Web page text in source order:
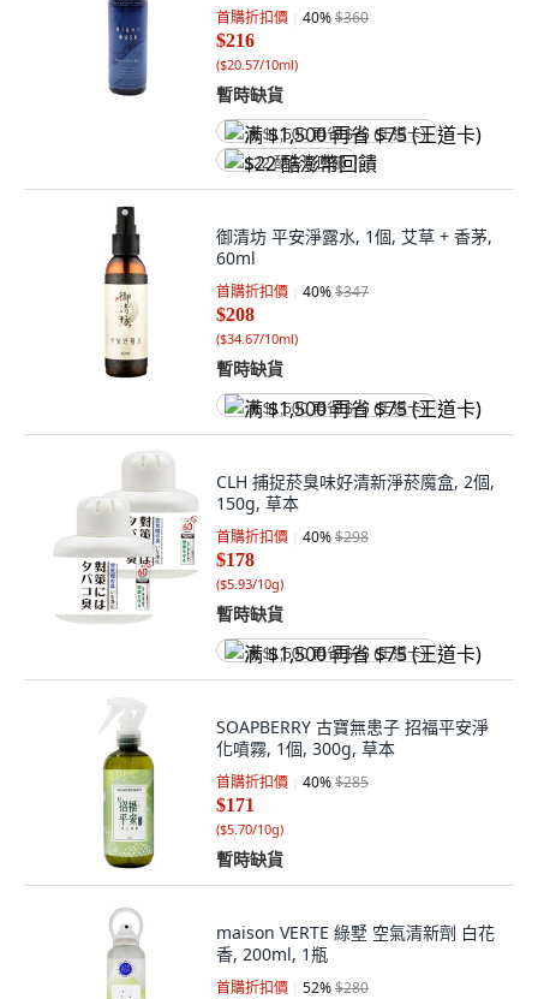
首購折扣價 40%$360
$216
($20.57/10ml)
暫時缺貨
满 $1,500 再省 $75 (王道卡)
$22 酷澎幣回饋
御清坊 平安淨露水, 1個, 艾草 + 香茅,
60ml
首購折扣價 40%$347
$208
($34.67/10ml)
暫時缺貨
满 $1,500 再省 $75 (王道卡)
CLH 捕捉菸臭味好清新淨菸魔盒, 2個,
150g, 草本
首購折扣價 40%$298
$178
($5.93/10g)
暫時缺貨
满 $1,500 再省 $75 (王道卡)
SOAPBERRY 古寶無患子 招福平安淨
化噴霧, 1個, 300g, 草本
首購折扣價 40%$285
$171
($5.70/10g)
暫時缺貨
maison VERTE 綠墅 空氣清新劑 白花
香, 200ml, 1瓶
首購折扣價 52%$280